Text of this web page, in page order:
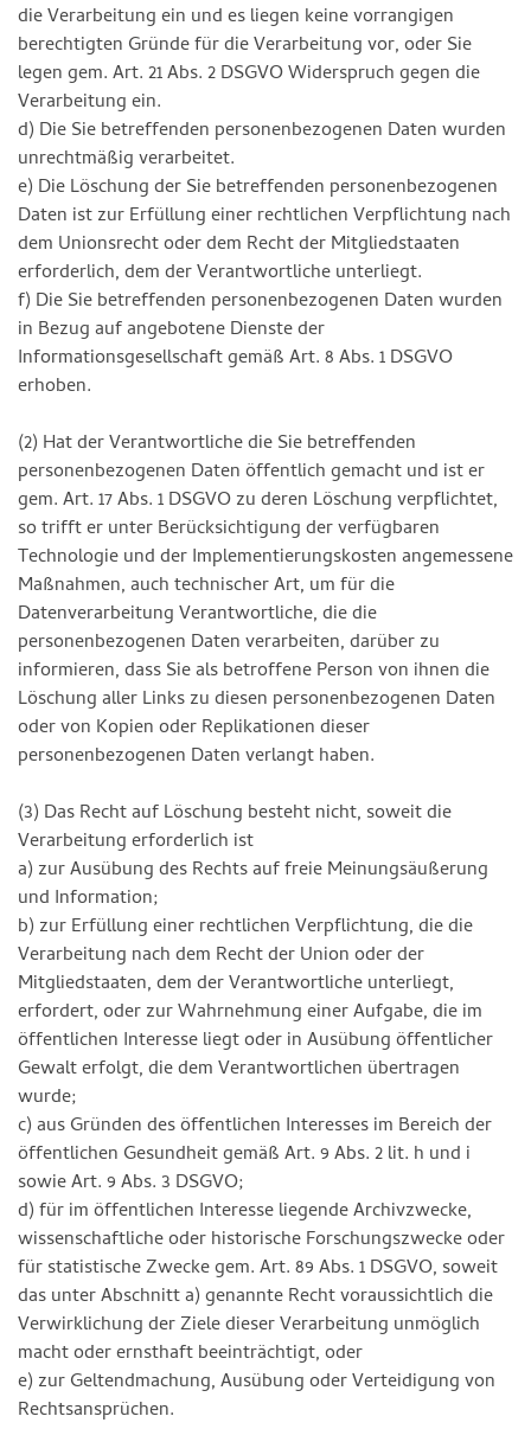
die Verarbeitung ein und es liegen keine vorrangigen
berechtigten Gründe für die Verarbeitung vor, oder Sie
legen gem. Art. 21 Abs. 2 DSGVO Widerspruch gegen die
Verarbeitung ein.
d) Die Sie betreffenden personenbezogenen Daten wurden
unrechtmäßig verarbeitet.
e) Die Löschung der Sie betreffenden personenbezogenen
Daten ist zur Erfüllung einer rechtlichen Verpflichtung nach
dem Unionsrecht oder dem Recht der Mitgliedstaaten
erforderlich, dem der Verantwortliche unterliegt.
f) Die Sie betreffenden personenbezogenen Daten wurden
in Bezug auf angebotene Dienste der
Informationsgesellschaft gemäß Art. 8 Abs. 1 DSGVO
erhoben.
(2) Hat der Verantwortliche die Sie betreffenden
personenbezogenen Daten öffentlich gemacht und ist er
gem. Art. 17 Abs. 1 DSGVO zu deren Löschung verpflichtet,
so trifft er unter Berücksichtigung der verfügbaren
Technologie und der Implementierungskosten angemessene
Maßnahmen, auch technischer Art, um für die
Datenverarbeitung Verantwortliche, die die
personenbezogenen Daten verarbeiten, darüber zu
informieren, dass Sie als betroffene Person von ihnen die
Löschung aller Links zu diesen personenbezogenen Daten
oder von Kopien oder Replikationen dieser
personenbezogenen Daten verlangt haben.
(3) Das Recht auf Löschung besteht nicht, soweit die
Verarbeitung erforderlich ist
a) zur Ausübung des Rechts auf freie Meinungsäußerung
und Information;
b) zur Erfüllung einer rechtlichen Verpflichtung, die die
Verarbeitung nach dem Recht der Union oder der
Mitgliedstaaten, dem der Verantwortliche unterliegt,
erfordert, oder zur Wahrnehmung einer Aufgabe, die im
öffentlichen Interesse liegt oder in Ausübung öffentlicher
Gewalt erfolgt, die dem Verantwortlichen übertragen
wurde;
c) aus Gründen des öffentlichen Interesses im Bereich der
öffentlichen Gesundheit gemäß Art. 9 Abs. 2 lit. h und i
sowie Art. 9 Abs. 3 DSGVO;
d) für im öffentlichen Interesse liegende Archivzwecke,
wissenschaftliche oder historische Forschungszwecke oder
für statistische Zwecke gem. Art. 89 Abs. 1 DSGVO, soweit
das unter Abschnitt a) genannte Recht voraussichtlich die
Verwirklichung der Ziele dieser Verarbeitung unmöglich
macht oder ernsthaft beeinträchtigt, oder
e) zur Geltendmachung, Ausübung oder Verteidigung von
Rechtsansprüchen.